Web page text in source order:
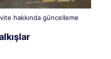
hakkında güncelleme